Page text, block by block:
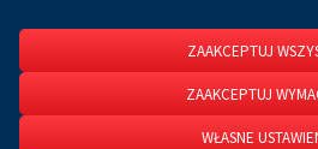
ZAAKCEPTUJ
ZAAKCEPTUJ
WŁASNE